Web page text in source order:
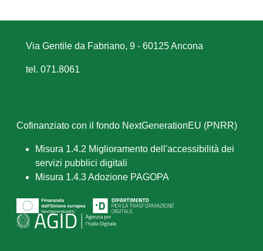
Via Gentile da Fabriano, 9 - 60125 Ancona
tel. 071.8061
Cofinanziato con il fondo NextGenerationEU (PNRR)
Misura 1.4.2 Miglioramento dell'accessibilità dei
servizi pubblici digitali
Misura 1.4.3 Adozione PAGOPA